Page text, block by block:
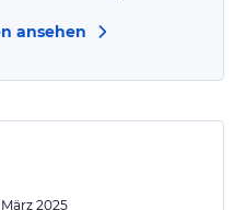
ansehen
2025